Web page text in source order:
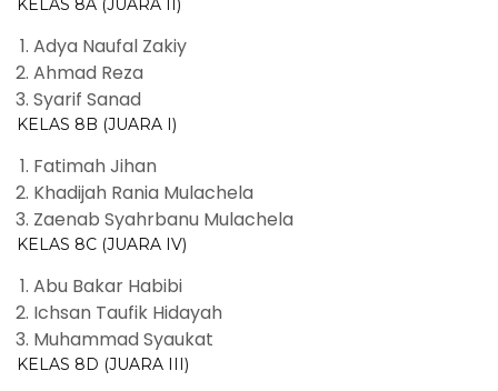
Adya Naufal Zakiy
Ahmad Reza
Syarif Sanad
KELAS 8B (JUARA I)
Fatimah Jihan
Khadijah Rania Mulachela
Zaenab Syahrbanu Mulachela
KELAS 8C (JUARA IV)
Abu Bakar Habibi
Ichsan Taufik Hidayah
Muhammad Syaukat
KELAS 8D (JUARA III)